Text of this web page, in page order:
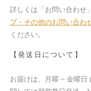
詳しくは「お問い合わせ
プ・その他のお問い合わ
ください。
【発送日について】
お届けは、月曜 ~ 金曜日